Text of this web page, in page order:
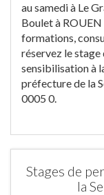
au samedi à Le
Boulet à
formations,
réservez le stage
sensibilisation à
préfecture de la
0005 0.
Stages de
la